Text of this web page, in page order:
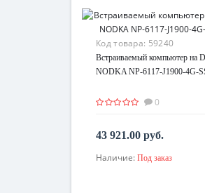
Код товара: 59240
Встраиваемый компьютер на
NODKA NP-6117-J1900-4G-
0
43 921.00 руб.
По запросу
Наличие: Под заказ